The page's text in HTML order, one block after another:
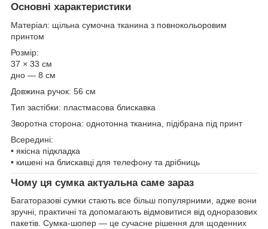
Основні характеристики
Матеріал: щільна сумочна тканина з повнокольоровим
принтом
Розмір:
37 × 33 см
дно — 8 см
Довжина ручок: 56 см
Тип застібки: пластмасова блискавка
Зворотна сторона: однотонна тканина, підібрана під принт
Всередині:
• якісна підкладка
• кишені на блискавці для телефону та дрібниць
Чому ця сумка актуальна саме зараз
Багаторазові сумки стають все більш популярними, адже вони
зручні, практичні та допомагають відмовитися від одноразових
пакетів. Сумка-шопер — це сучасне рішення для щоденних